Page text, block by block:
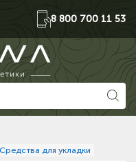
8 800 700 11 53
Средства для укладки